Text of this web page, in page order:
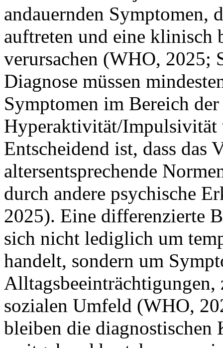
andauernden Symptomen,
auftreten und eine klinisch
verursachen (WHO, 2025;
Diagnose müssen
Symptomen im Bereich
Hyperaktivität/
Entscheidend ist, dass das
altersentsprechende
durch andere psychische
2025). Eine differenzierte
sich nicht lediglich um
handelt, sondern um
sozialen Umfeld (WHO,
bleiben die